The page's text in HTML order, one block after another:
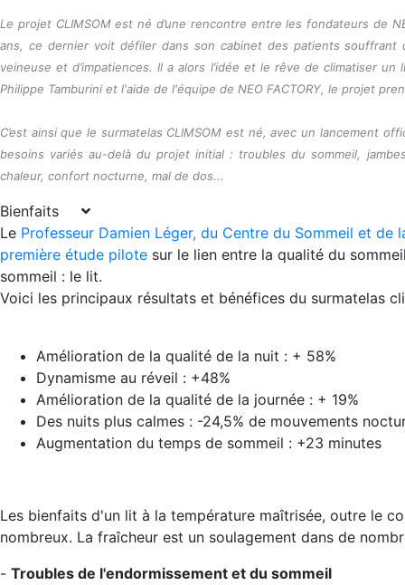
Le projet CLIMSOM est né d’une rencontre entre les fondateurs de
ans, ce dernier voit défiler dans son cabinet des patients souffrant
veineuse et d’impatiences. Il a alors l’idée et le rêve de climatiser
Philippe Tamburini et l'aide de l'équipe de NEO FACTORY, le projet
C’est ainsi que le surmatelas CLIMSOM est né, avec un lancement
besoins variés au-delà du projet initial : troubles du sommeil,
chaleur, confort nocturne, mal de dos...
Bienfaits
Le Professeur Damien Léger, du Centre du Sommeil et
première étude pilote sur le lien entre la qualité du
sommeil : le lit.
Voici les principaux résultats et bénéfices du surmatelas
Amélioration de la qualité de la nuit : + 58%
Dynamisme au réveil : +48%
Amélioration de la qualité de la journée : + 19%
Des nuits plus calmes : -24,5% de mouvements
Augmentation du temps de sommeil : +23 minutes
Les bienfaits d'un lit à la température maîtrisée, outre le
nombreux. La fraîcheur est un soulagement dans de
- Troubles de l'endormissement et du sommeil